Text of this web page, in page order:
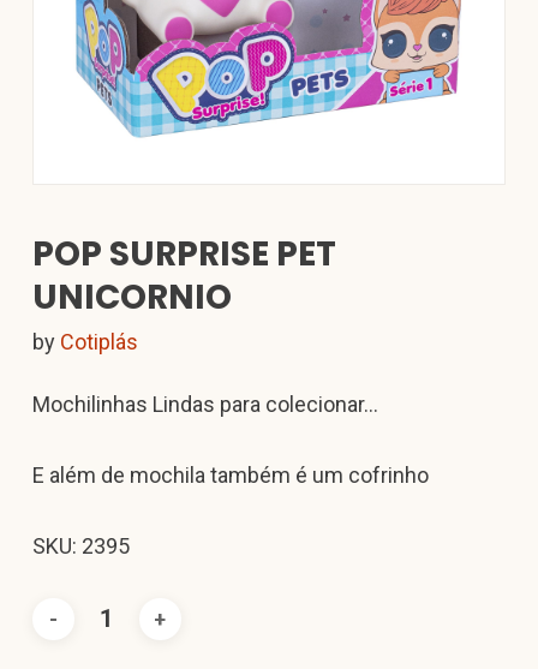
POP SURPRISE PET
UNICORNIO
by Cotiplás
Mochilinhas Lindas para colecionar…
E além de mochila também é um cofrinho
SKU: 2395